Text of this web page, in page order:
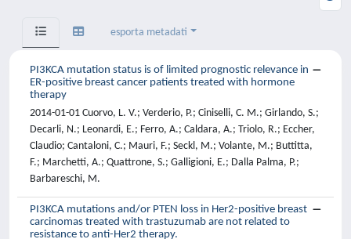
esporta metadati
PI3KCA mutation status is of limited prognostic relevance in
ER-positive breast cancer patients treated with hormone
therapy
2014-01-01 Cuorvo, L. V.; Verderio, P.; Ciniselli, C. M.; Girlando, S.;
Decarli, N.; Leonardi, E.; Ferro, A.; Caldara, A.; Triolo, R.; Eccher,
Claudio; Cantaloni, C.; Mauri, F.; Seckl, M.; Volante, M.; Buttitta,
F.; Marchetti, A.; Quattrone, S.; Galligioni, E.; Dalla Palma, P.;
Barbareschi, M.
PI3KCA mutations and/or PTEN loss in Her2-positive breast
carcinomas treated with trastuzumab are not related to
resistance to anti-Her2 therapy.